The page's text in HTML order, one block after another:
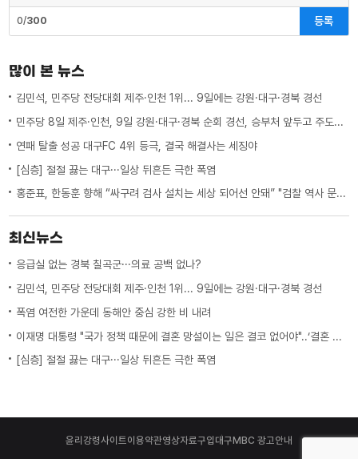
0/300 등록
많이 본 뉴스
김민석, 민주당 전당대회 제주·인천 1위... 9일에는 강원·대구·경북 경선
민주당 8일 제주·인천, 9일 강원·대구·경북 순회 경선, 승부처 앞두고 주도권 잡기
연패 탈출 성공 대구FC 4위 등극, 결국 해결사는 세징야
[심층] 절절 끓는 대구···일상 뒤흔든 극한 폭염
홍준표, 한동훈 향해 “싸구려 검사 설치는 세상 되어선 안돼” "검찰 역사 문 닫게 원인 제공한 원흉"
최신뉴스
응급실 없는 경북 칠곡군···의료 공백 없나?
김민석, 민주당 전당대회 제주·인천 1위... 9일에는 강원·대구·경북 경선
폭염 여전한 가운데 동해안 중심 강한 비 내려
이재명 대통령 "국가 정책 때문에 결혼 망설이는 일은 결코 없어야"..‘결혼 페널티’ 제도 상 불이익 면밀히 조사 지시
[심층] 절절 끓는 대구···일상 뒤흔든 극한 폭염
윤리강령사이트이용약관영상자료구입 대구MBC 광고안내